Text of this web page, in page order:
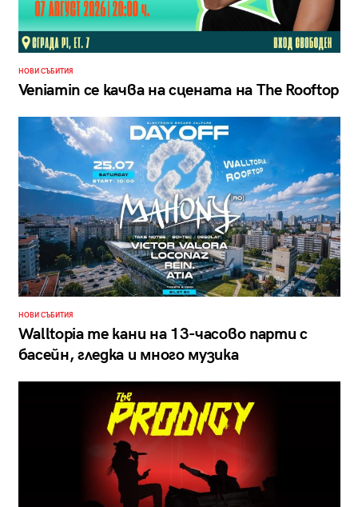
НОВИ СЪБИТИЯ
Veniamin се качва на сцената на The Rooftop
НОВИ СЪБИТИЯ
Walltopia те кани на 13-часово парти с
басейн, гледка и много музика